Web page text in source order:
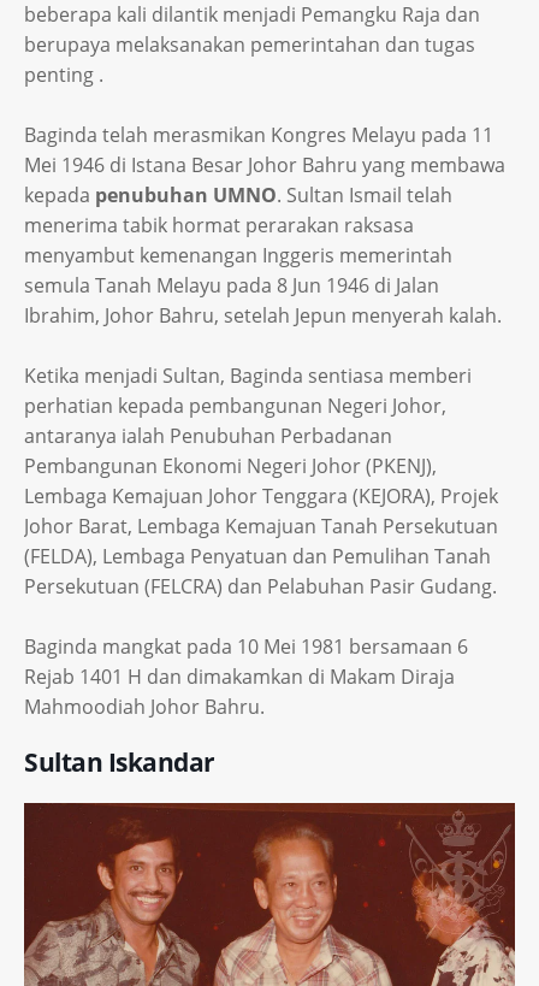
beberapa kali dilantik menjadi Pemangku Raja dan
berupaya melaksanakan pemerintahan dan tugas
penting .
Baginda telah merasmikan Kongres Melayu pada 11
Mei 1946 di Istana Besar Johor Bahru yang membawa
kepada penubuhan UMNO. Sultan Ismail telah
menerima tabik hormat perarakan raksasa
menyambut kemenangan Inggeris memerintah
semula Tanah Melayu pada 8 Jun 1946 di Jalan
Ibrahim, Johor Bahru, setelah Jepun menyerah kalah.
Ketika menjadi Sultan, Baginda sentiasa memberi
perhatian kepada pembangunan Negeri Johor,
antaranya ialah Penubuhan Perbadanan
Pembangunan Ekonomi Negeri Johor (PKENJ),
Lembaga Kemajuan Johor Tenggara (KEJORA), Projek
Johor Barat, Lembaga Kemajuan Tanah Persekutuan
(FELDA), Lembaga Penyatuan dan Pemulihan Tanah
Persekutuan (FELCRA) dan Pelabuhan Pasir Gudang.
Baginda mangkat pada 10 Mei 1981 bersamaan 6
Rejab 1401 H dan dimakamkan di Makam Diraja
Mahmoodiah Johor Bahru.
Sultan Iskandar